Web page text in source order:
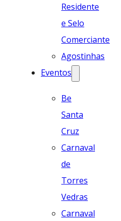
Residente
e Selo
Comerciante
Agostinhas
Eventos
Be
Santa
Cruz
Carnaval
de
Torres
Vedras
Carnaval